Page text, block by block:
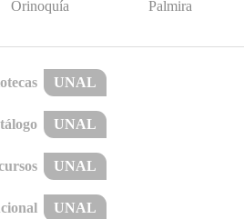
Orinoquía Palmira
UNAL
UNAL
UNAL
UNAL